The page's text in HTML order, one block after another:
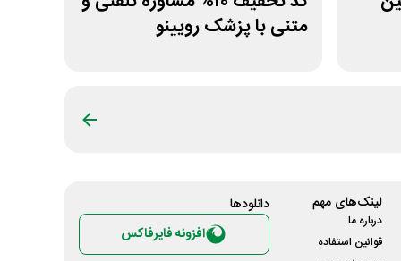
متنی با پزشک رویینو
لینک‌های مهم
درباره ما
قوانین استفاده
دانلود‌ها
افزونه فایرفاکس